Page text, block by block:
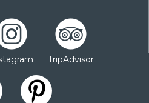
TripAdvisor